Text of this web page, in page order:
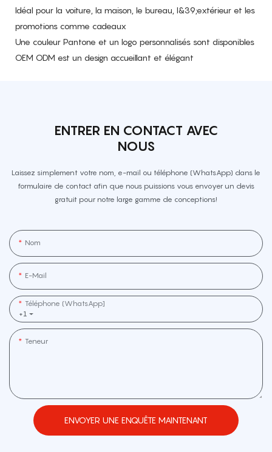
Idéal pour la voiture, la maison, le bureau, l&39;extérieur et les
promotions comme cadeaux
Une couleur Pantone et un logo personnalisés sont disponibles
OEM ODM est un design accueillant et élégant
ENTRER EN CONTACT AVEC
NOUS
Laissez simplement votre nom, e-mail ou téléphone (WhatsApp) dans le
formulaire de contact afin que nous puissions vous envoyer un devis
gratuit pour notre large gamme de conceptions!
Nom
E-Mail
+1
Téléphone (WhatsApp]
Teneur
ENVOYER UNE ENQUÊTE MAINTENANT